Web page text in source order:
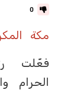
0
مكة
فعّلت
الحرام